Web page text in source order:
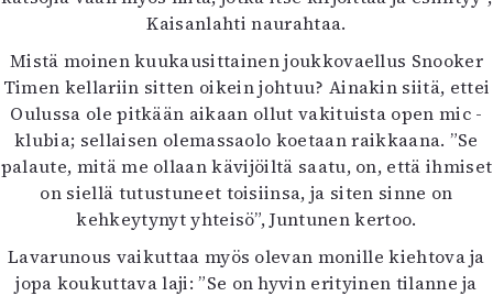
Kaisanlahti naurahtaa.
Mistä moinen kuukausittainen joukkovaellus Snooker
Timen kellariin sitten oikein johtuu? Ainakin siitä, ettei
Oulussa ole pitkään aikaan ollut vakituista open mic -
klubia; sellaisen olemassaolo koetaan raikkaana. ”Se
palaute, mitä me ollaan kävijöiltä saatu, on, että ihmiset
on siellä tutustuneet toisiinsa, ja siten sinne on
kehkeytynyt yhteisö”, Juntunen kertoo.
Lavarunous vaikuttaa myös olevan monille kiehtova ja
jopa koukuttava laji: ”Se on hyvin erityinen tilanne ja